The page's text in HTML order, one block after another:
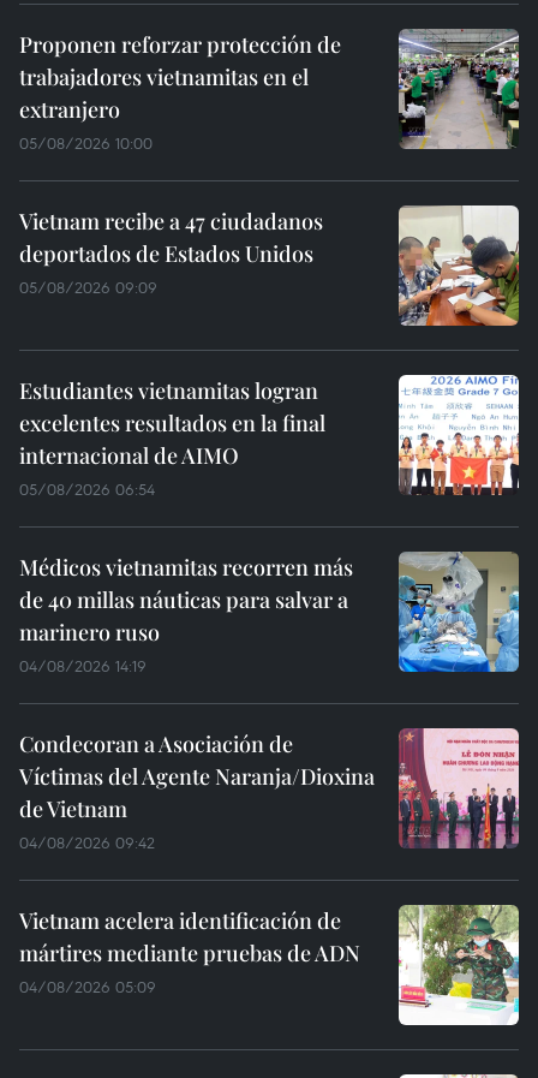
Proponen reforzar protección de
trabajadores vietnamitas en el
extranjero
05/08/2026 10:00
Vietnam recibe a 47 ciudadanos
deportados de Estados Unidos
05/08/2026 09:09
Estudiantes vietnamitas logran
excelentes resultados en la final
internacional de AIMO
05/08/2026 06:54
Médicos vietnamitas recorren más
de 40 millas náuticas para salvar a
marinero ruso
04/08/2026 14:19
Condecoran a Asociación de
Víctimas del Agente Naranja/Dioxina
de Vietnam
04/08/2026 09:42
Vietnam acelera identificación de
mártires mediante pruebas de ADN
04/08/2026 05:09